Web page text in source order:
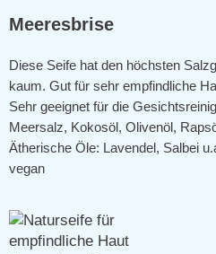
Meeresbrise
Diese Seife hat den höchsten
kaum. Gut für sehr empfindliche
Sehr geeignet für die
Meersalz, Kokosöl, Olivenöl,
Ätherische Öle: Lavendel, Salbei
vegan